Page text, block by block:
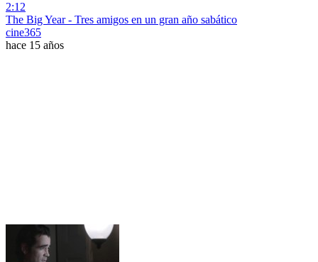
2:12
The Big Year - Tres amigos en un gran año sabático
cine365
hace 15 años